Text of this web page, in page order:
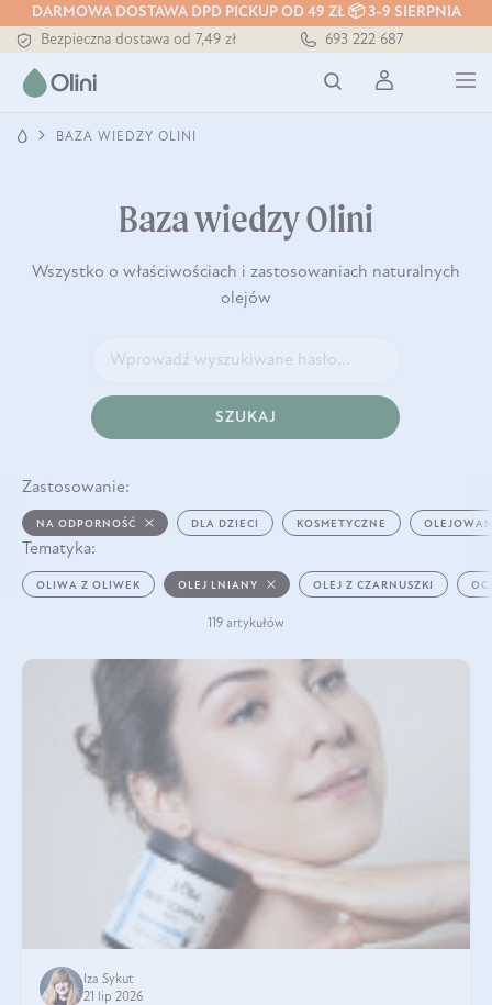
DARMOWA DOSTAWA DPD PICKUP OD 49 ZŁ 📦 3-9 SIERPNIA
Bezpieczna dostawa od 7,49 zł
Darmowa dostawa od 199 zł
Tłoczony zawsze na zimno
693 222 687
BAZA WIEDZY OLINI
Baza wiedzy Olini
Wszystko o właściwościach i zastosowaniach naturalnych
olejów
SZUKAJ
Zastosowanie:
NA ODPORNOŚĆ DLA DZIECI KOSMETYCZNE
Tematyka:
OLIWA Z OLIWEK OLEJ LNIANY OLEJ Z CZARNUSZKI
119 artykułów
Iza Sykut
21 lip 2026